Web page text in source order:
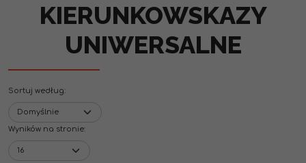
KIERUNKOWSKAZY
UNIWERSALNE
Sortuj według:
Wyników na stronie: